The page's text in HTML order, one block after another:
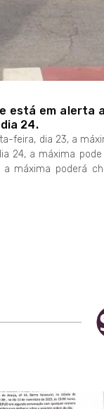
está em alerta
24.
feira, dia 23, a
24, a máxima
máxima poderá